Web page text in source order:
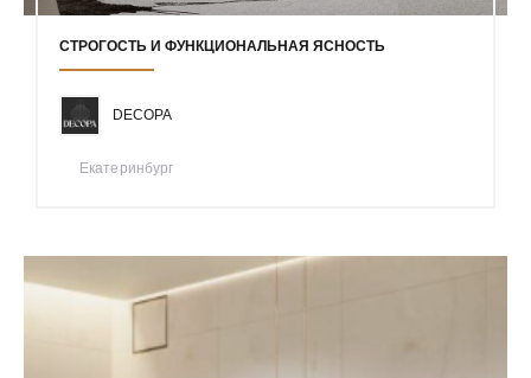
СТРОГОСТЬ И ФУНКЦИОНАЛЬНАЯ ЯСНОСТЬ
DECOPA
Екатеринбург